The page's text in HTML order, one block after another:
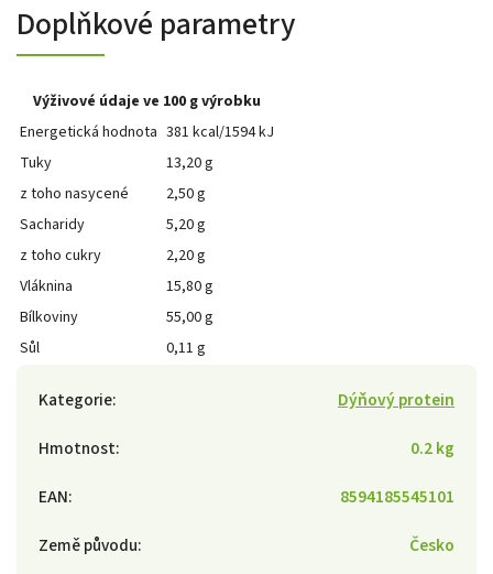
Doplňkové parametry
Výživové údaje ve 100 g výrobku
Energetická hodnota 381 kcal/1594 kJ
Tuky
13,20 g
z toho nasycené
2,50 g
Sacharidy
5,20 g
z toho cukry
2,20 g
Vláknina
15,80 g
Bílkoviny
55,00 g
Sůl
0,11 g
Kategorie:
Dýňový protein
Hmotnost:
0.2 kg
EAN:
8594185545101
Země původu:
Česko